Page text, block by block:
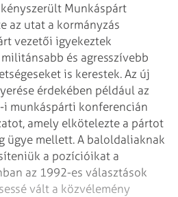
Munkáspárt
az utat a kormányzás
vezetői igye­keztek
és agresszívebb
is kerestek. Az új
érdekében például az
munkáspárti konferencián
amely elkötelezte a pártot
ügye mellett. A baloldaliaknak
a pozícióikat a
az 1992-es választások
vált a közvélemény